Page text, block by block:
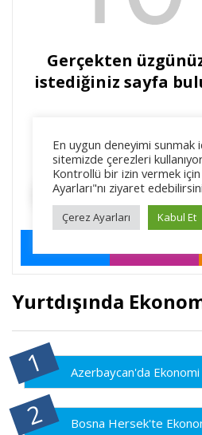
Yurtdışında
Azerbaycan'da
Bosna Hersek'te